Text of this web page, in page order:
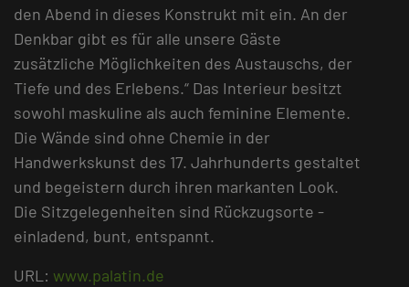
den Abend in dieses Konstrukt mit ein. An der
Denkbar gibt es für alle unsere Gäste
zusätzliche Möglichkeiten des Austauschs, der
Tiefe und des Erlebens.“ Das Interieur besitzt
sowohl maskuline als auch feminine Elemente.
Die Wände sind ohne Chemie in der
Handwerkskunst des 17. Jahrhunderts gestaltet
und begeistern durch ihren markanten Look.
Die Sitzgelegenheiten sind Rückzugsorte -
einladend, bunt, entspannt.
URL: www.palatin.de